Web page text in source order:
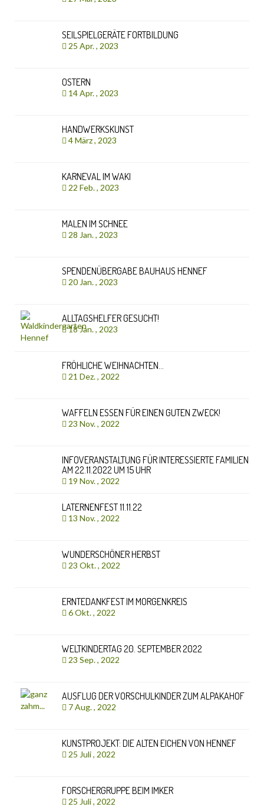
SEILSPIELGERÄTE FORTBILDUNG
25 Apr. , 2023
OSTERN
14 Apr. , 2023
HANDWERKSKUNST
4 März , 2023
KARNEVAL IM WAKI
22 Feb. , 2023
MALEN IM SCHNEE
28 Jan. , 2023
SPENDENÜBERGABE BAUHAUS HENNEF
20 Jan. , 2023
ALLTAGSHELFER GESUCHT!
18 Jan. , 2023
FRÖHLICHE WEIHNACHTEN…
21 Dez. , 2022
WAFFELN ESSEN FÜR EINEN GUTEN ZWECK!
23 Nov. , 2022
INFOVERANSTALTUNG FÜR INTERESSIERTE FAMILIEN
AM 22.11.2022 UM 15 UHR
19 Nov. , 2022
LATERNENFEST 11.11.22
13 Nov. , 2022
WUNDERSCHÖNER HERBST
23 Okt. , 2022
ERNTEDANKFEST IM MORGENKREIS
6 Okt. , 2022
WELTKINDERTAG 20. SEPTEMBER 2022
23 Sep. , 2022
AUSFLUG DER VORSCHULKINDER ZUM ALPAKAHOF
7 Aug. , 2022
KUNSTPROJEKT: DIE ALTEN EICHEN VON HENNEF
25 Juli , 2022
FORSCHERGRUPPE BEIM IMKER
25 Juli , 2022